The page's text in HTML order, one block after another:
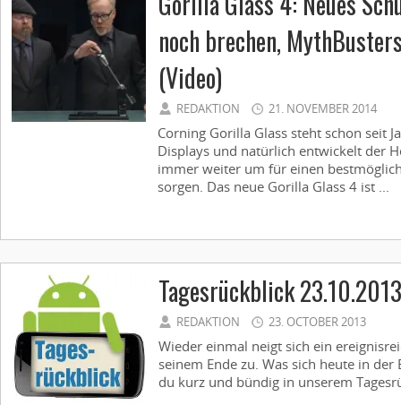
noch brechen,
(Video)
REDAKTION 21. NOVEMBER 2014
Corning Gorilla Glass steht schon seit
Displays und natürlich entwickelt der
immer weiter um für einen
sorgen. Das neue Gorilla Glass 4 ist ...
Tagesrückblick 23.10.2013
REDAKTION 23. OCTOBER 2013
Wieder einmal neigt sich ein
seinem Ende zu. Was sich heute in
du kurz und bündig in unserem